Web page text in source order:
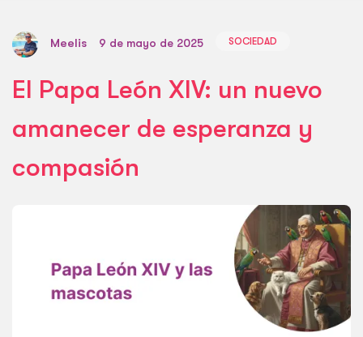
Meelis 9 de mayo de 2025 SOCIEDAD
El Papa León XIV: un nuevo
amanecer de esperanza y
compasión